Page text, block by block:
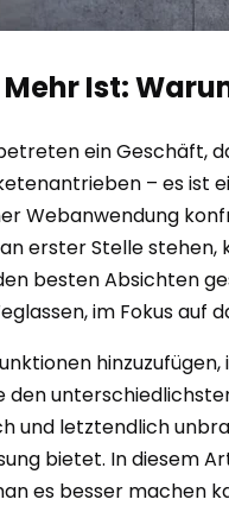
Ist:
ein Geschäft,
– es ist
Webanwendung
erster Stelle
besten Absichten
im Fokus auf
den
und letztendlich
bietet. In diesem
es besser machen